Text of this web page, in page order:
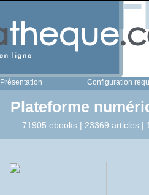
Présentation Configuration
Plateforme
71905 ebooks | 23369 articles |